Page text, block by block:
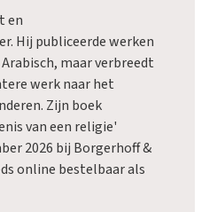
en
Hij publiceerde werken
maar verbreedt
werk naar het
Zijn boek
van een religie'
2026 bij Borgerhoff &
online bestelbaar als